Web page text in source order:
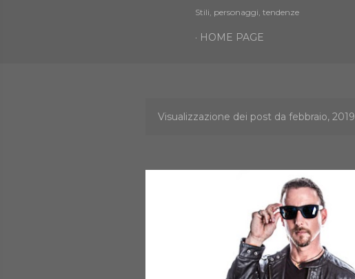
Stili, personaggi, tendenze
HOME PAGE
Visualizzazione dei post da febbraio, 2019